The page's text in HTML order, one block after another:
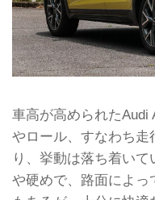
車高が高められた
やロール、すなわち走
り、挙動は落ち着い
や硬めで、路面によっ